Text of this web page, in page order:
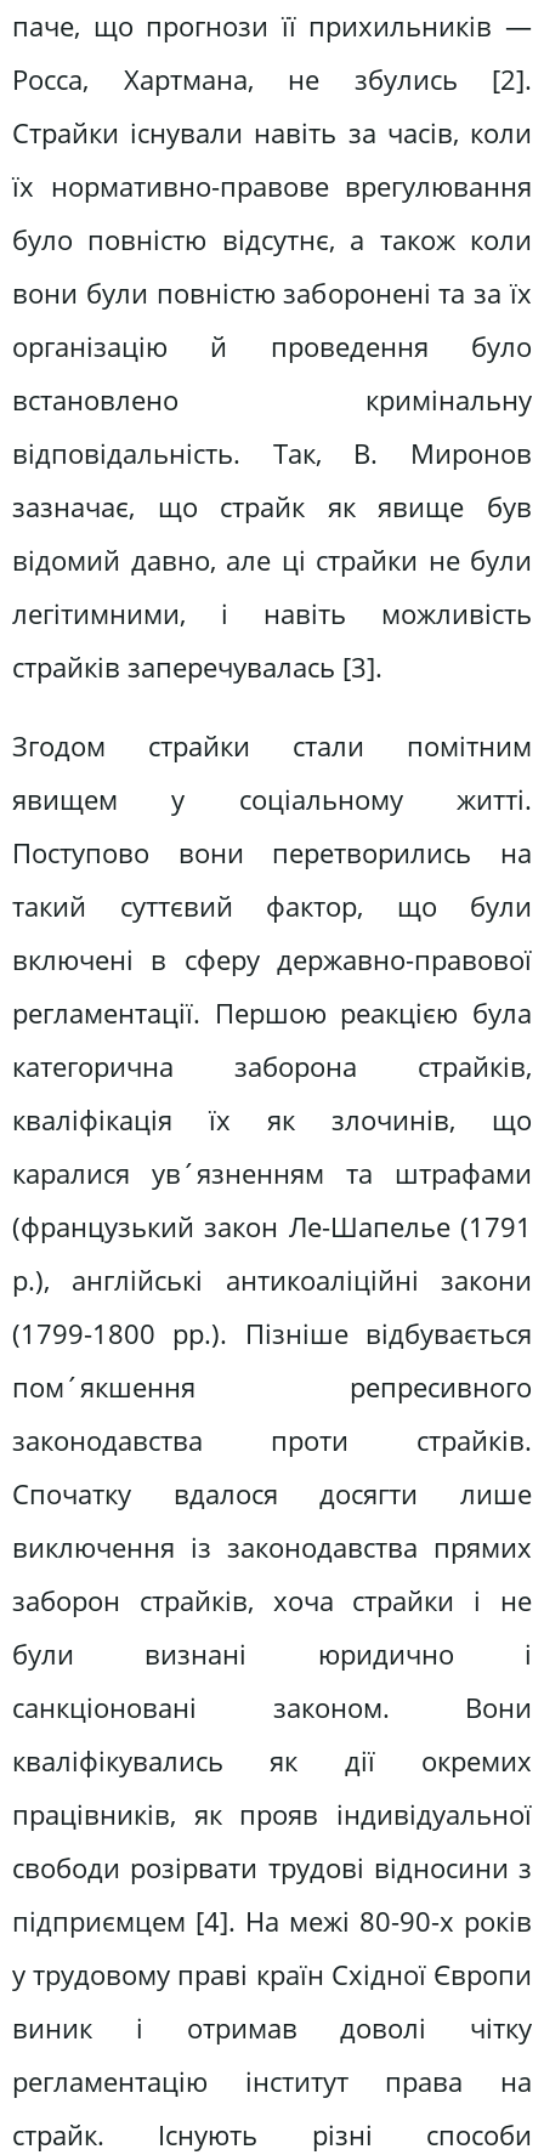
паче, що прогнози її прихильників —
Росса, Хартмана, не збулись [2].
Страйки існували навіть за часів, коли
їх нормативно-правове врегулювання
було повністю відсутнє, а також коли
вони були повністю заборонені та за їх
організацію й проведення було
встановлено кримінальну
відповідальність. Так, В. Миронов
зазначає, що страйк як явище був
відомий давно, але ці страйки не були
легітимними, і навіть можливість
страйків заперечувалась [3].
Згодом страйки стали помітним
явищем у соціальному житті.
Поступово вони перетворились на
такий суттєвий фактор, що були
включені в сферу державно-правової
регламентації. Першою реакцією була
категорична заборона страйків,
кваліфікація їх як злочинів, що
каралися ув´язненням та штрафами
(французький закон Ле-Шапелье (1791
р.), англійські антикоаліційні закони
(1799-1800 рр.). Пізніше відбувається
пом´якшення репресивного
законодавства проти страйків.
Спочатку вдалося досягти лише
виключення із законодавства прямих
заборон страйків, хоча страйки і не
були визнані юридично і
санкціоновані законом. Вони
кваліфікувались як дії окремих
працівників, як прояв індивідуальної
свободи розірвати трудові відносини з
підприємцем [4]. На межі 80-90-х років
у трудовому праві країн Східної Європи
виник і отримав доволі чітку
регламентацію інститут права на
страйк. Існують різні способи